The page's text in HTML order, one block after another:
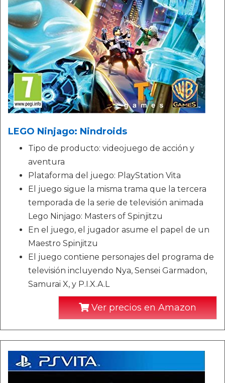
LEGO Ninjago: Nindroids
Tipo de producto: videojuego de acción y
aventura
Plataforma del juego: PlayStation Vita
El juego sigue la misma trama que la tercera
temporada de la serie de televisión animada
Lego Ninjago: Masters of Spinjitzu
En el juego, el jugador asume el papel de un
Maestro Spinjitzu
El juego contiene personajes del programa de
televisión incluyendo Nya, Sensei Garmadon,
Samurai X, y P.I.X.A.L
Ver precios en Amazon